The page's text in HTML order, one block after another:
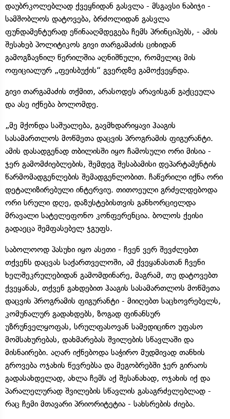
დაუბრკოლებლად ქვეყნიდან გასვლა - მსგავსი ნაბიჯი -
სამშობლოს დატოვება, ბრძოლიდან გასვლა
ფუნდამენტურად ეწინააღმდეგება ჩემს პრინციპებს, - ამის
შესახებ პოლიტიკოს გივი თარგამაძის ციხიდან
გამოგზავნილ წერილშია აღნიშნული, რომელიც მის
ოფიციალურ „ფეისბუქის“ გვერდზე გამოქვეყნდა.
გივი თარგამაძის თქმით, არასოდეს არავისგან გაქცეულა
და ასე იქნება ბოლომდე.
„მე მქონდა საშუალება, გავმხდარიყავი ჰააგის
სასამართლოს მოწმეთა დაცვის პროგრამის ფიგურანტი.
ამის დასადგენად თბილისში იყო ჩამოსული ორი მისია -
ჯერ გამომძიებლების, შემდეგ შესაბამისი დეპარტამენტის
წარმომადგენლების შემადგენლობით. ჩაწერილი იქნა ორი
დეტალიზირებული ინტერვიუ. თითოეული გრძელდებოდა
ორი სრული დღე, დაზუსტებისთვის განხორციელდა
მრავალი სატელეფონო კონფერენცია. ბოლოს ქეისი
გადაეცა შემფასებელ ჯგუფს.
საბოლოოდ პასუხი იყო ასეთი - ჩვენ ვერ შევძლებთ
თქვენს დაცვას საქართველოში, ამ ქვეყანასთან ჩვენი
ხელშეკრულებიდან გამომდინარე, მაგრამ, თუ დატოვებთ
ქვეყანას, თქვენ გახდებით ჰააგის სასამართლოს მოწმეთა
დაცვის პროგრამის ფიგურანტი - მიიღებთ საცხოვრებელს,
კომუნალურ გადახდებს, ზოგად ფინანსურ
უზრუნველყოფას, სრულფასოვან სამედიცინო უფასო
მომსახურებას, დახმარებას შვილების სწავლაში და
მისნაირები. აღარ იქნებოდა საჭირო მუდმივად თანხის
გროვება ოჯახის წევრებსა და მეგობრებში ჯერ გირაოს
გადასახდელად, ახლა ჩემს აქ შესანახად, ოჯახის იქ და
პარალელურად შვილების სწავლის გასაგრძელებლად -
რაც ჩემი მთავარი პრიორიტეტია - სახსრების ძიება.